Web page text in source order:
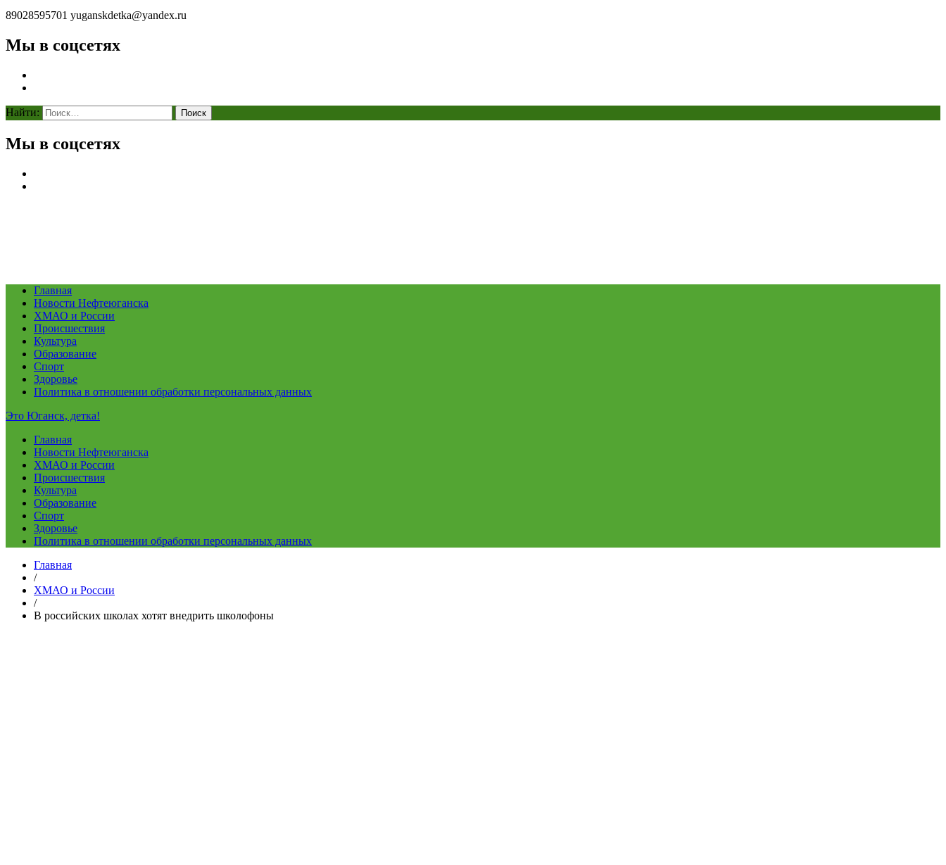
89028595701 yuganskdetka@yandex.ru
Мы в соцсетях
Найти:
Мы в соцсетях
Главная
Новости Нефтеюганска
ХМАО и России
Происшествия
Культура
Образование
Спорт
Здоровье
Политика в отношении обработки персональных данных
Это Юганск, детка!
Главная
Новости Нефтеюганска
ХМАО и России
Происшествия
Культура
Образование
Спорт
Здоровье
Политика в отношении обработки персональных данных
Главная
/
ХМАО и России
/
В российских школах хотят внедрить школофоны